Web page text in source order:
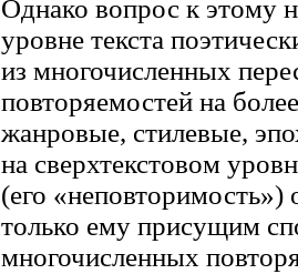
Однако вопрос к этому
уровне текста
из многочисленных
повторяемостей на
жанровые, стилевые,
на сверхтекстовом
(его
только ему присущим
многочисленных